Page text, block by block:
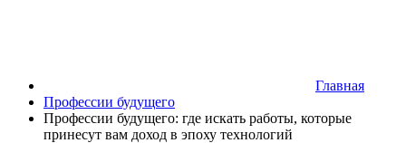
Главная
Профессии будущего
Профессии будущего: где искать работы, которые
принесут вам доход в эпоху технологий